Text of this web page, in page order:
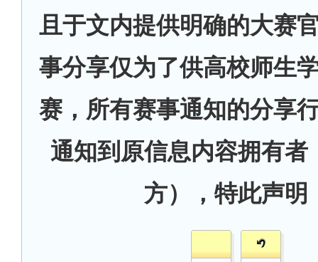
且于文内提供明确的大赛
事分享仅为了供高校师生
赛，所有赛事通知的分享
通知到原信息内容拥有者
方），特此声明